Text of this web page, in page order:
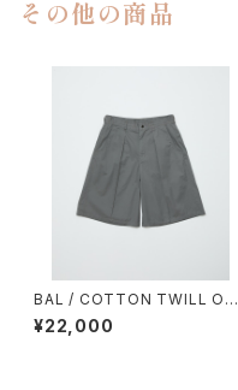
その他の商品
BAL / COTTON TWILL OVE
R SIZED BERMUDA SHORT
¥22,000